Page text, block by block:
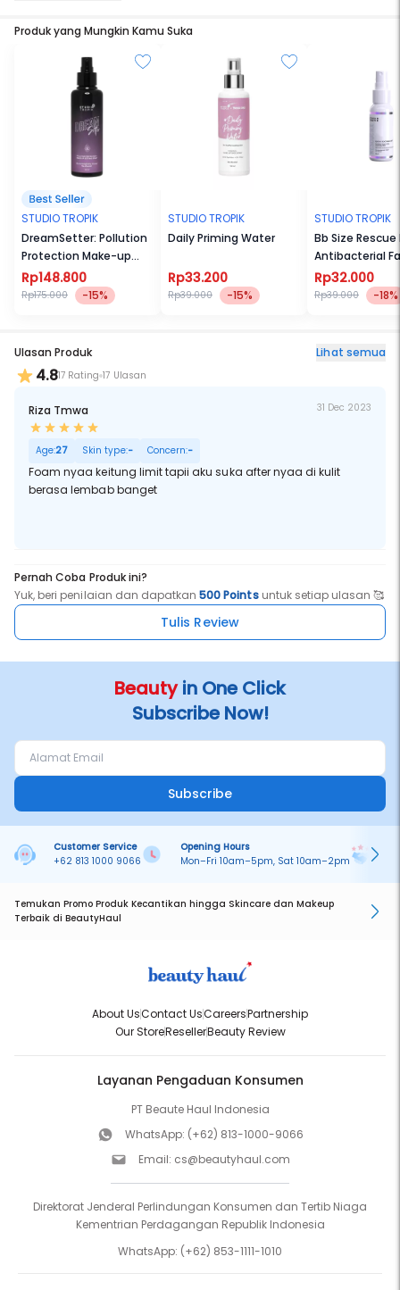
Produk yang Mungkin Kamu Suka
STUDIO TROPIK
DreamSetter: Pollution
Protection Make-up
Setting Spray 130ml
Rp148.800
Rp175.000 -15%
STUDIO TROPIK
Daily Priming Water
Rp33.200
Rp39.000 -15%
STUDIO TROPIK
Bb Size Rescue
Antibacterial
Rp32.000
Rp39.000 -18%
Ulasan Produk Lihat semua
4.817 Rating 17 Ulasan
Riza Tmwa 31 Dec 2023
Age:27 Skin type:- Concern:-
Foam nyaa keitung limit tapii aku suka after nyaa di kulit
berasa lembab banget
Pernah Coba Produk ini?
Yuk, beri penilaian dan dapatkan500 Pointsuntuk setiap ulasan 🥰
Tulis Review
Beautyin One Click
Subscribe Now!
Subscribe
Customer Service
+62 813 1000 9066
Opening Hours
Mon–Fri 10am–5pm, Sat 10am–2pm
Temukan Promo Produk Kecantikan hingga Skincare dan Makeup
Terbaik di BeautyHaul
About UsContact UsCareersPartnership
Our StoreResellerBeauty Review
Layanan Pengaduan Konsumen
PT Beaute Haul Indonesia
WhatsApp: (+62) 813-1000-9066
Email: cs@beautyhaul.com
Direktorat Jenderal Perlindungan Konsumen dan Tertib Niaga
Kementrian Perdagangan Republik Indonesia
WhatsApp: (+62) 853-1111-1010